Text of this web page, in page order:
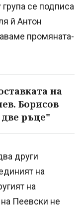
се подписа
й Антон
промяната-
на
Борисов
ръце"
други
на
на
Пеевски не